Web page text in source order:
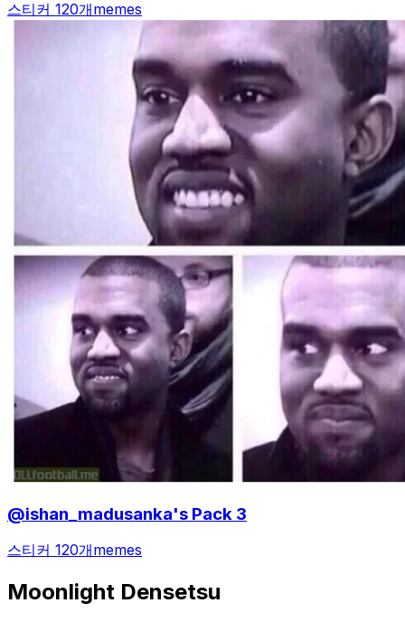
스티커 120개memes
@ishan_madusanka's Pack 3
스티커 120개memes
Moonlight Densetsu